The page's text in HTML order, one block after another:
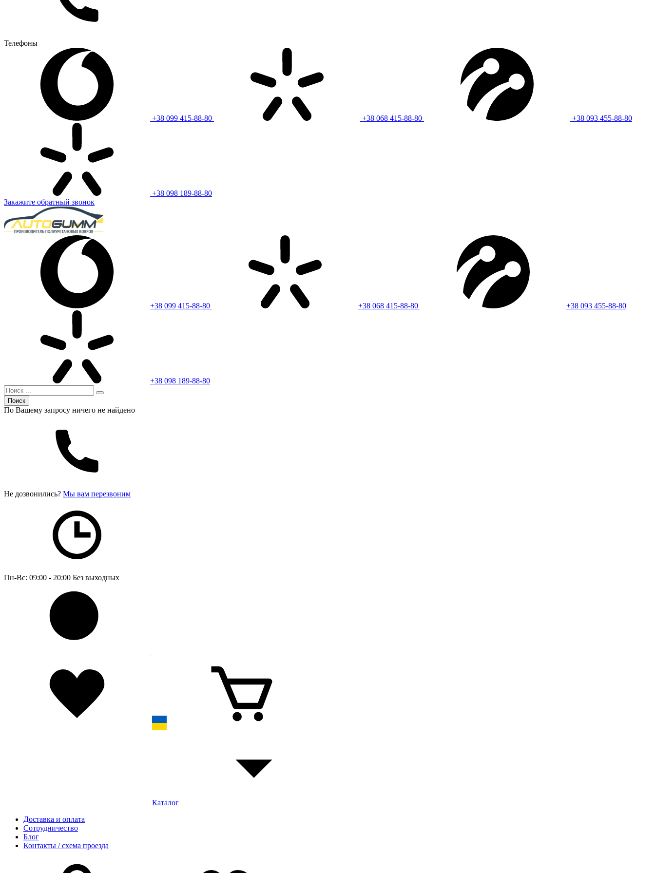
Телефоны
+38 099 415-88-80 +38 068 415-88-80 +38 093 455-88-80
+38 098 189-88-80
Закажите обратный звонок
+38 099 415-88-80 +38 068 415-88-80 +38 093 455-88-80
+38 098 189-88-80
Поиск
По Вашему запросу ничего не найдено
Не дозвонились? Мы вам перезвоним
Пн-Вс: 09:00 - 20:00 Без выходных
Каталог
Доставка и оплата
Сотрудничество
Блог
Контакты / схема проезда